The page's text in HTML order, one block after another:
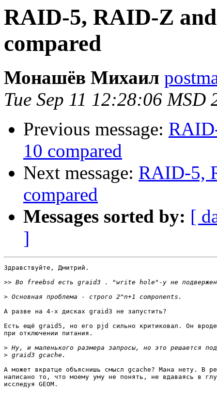
RAID-5, RAID-Z
compared
Монашёв Михаил
Tue Sep 11 12:28:06 MSD
Previous message:
10 compared
Next message: RAID-5,
compared
Messages sorted by: [
]
Здравствуйте, Дмитрий.
>>
>
А разве на 4-х дисках graid3 не запустить?
Есть ещё graid5, но его pjd сильно критиковал. Он вроде
при отключении питания.
>
>
А может вкратце объяснишь смысл gcache? Мана нету. В
написано то, что моему уму не понять, не вдаваясь в
исследуя GEOM.